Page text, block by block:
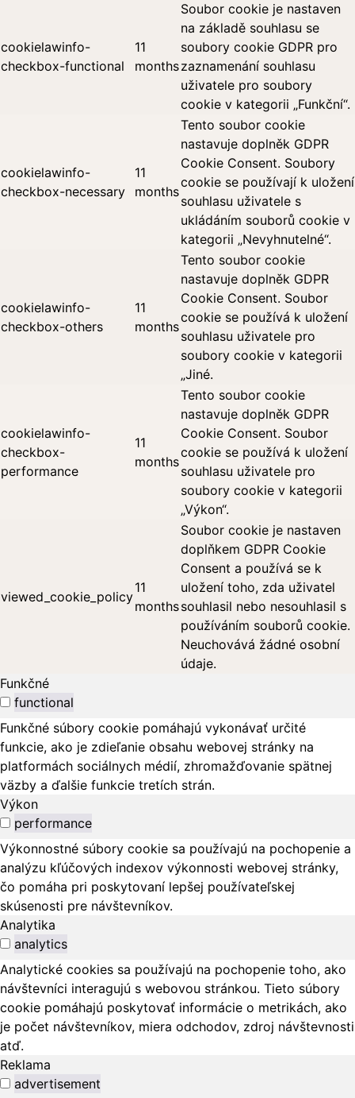
cookielawinfo-
checkbox-functional
11
months
Soubor cookie je nastaven
na základě souhlasu se
soubory cookie GDPR pro
zaznamenání souhlasu
uživatele pro soubory
cookie v kategorii „Funkční“.
cookielawinfo-
checkbox-necessary
11
months
Tento soubor cookie
nastavuje doplněk GDPR
Cookie Consent. Soubory
cookie se používají k uložení
souhlasu uživatele s
ukládáním souborů cookie v
kategorii „Nevyhnutelné“.
cookielawinfo-
checkbox-others
11
months
Tento soubor cookie
nastavuje doplněk GDPR
Cookie Consent. Soubor
cookie se používá k uložení
souhlasu uživatele pro
soubory cookie v kategorii
„Jiné.
cookielawinfo-
checkbox-
performance
11
months
Tento soubor cookie
nastavuje doplněk GDPR
Cookie Consent. Soubor
cookie se používá k uložení
souhlasu uživatele pro
soubory cookie v kategorii
„Výkon“.
viewed_cookie_policy
11
months
Soubor cookie je nastaven
doplňkem GDPR Cookie
Consent a používá se k
uložení toho, zda uživatel
souhlasil nebo nesouhlasil s
používáním souborů cookie.
Neuchovává žádné osobní
údaje.
Funkčné
functional
Funkčné súbory cookie pomáhajú vykonávať určité
funkcie, ako je zdieľanie obsahu webovej stránky na
platformách sociálnych médií, zhromažďovanie spätnej
väzby a ďalšie funkcie tretích strán.
Výkon
performance
Výkonnostné súbory cookie sa používajú na pochopenie a
analýzu kľúčových indexov výkonnosti webovej stránky,
čo pomáha pri poskytovaní lepšej používateľskej
skúsenosti pre návštevníkov.
Analytika
analytics
Analytické cookies sa používajú na pochopenie toho, ako
návštevníci interagujú s webovou stránkou. Tieto súbory
cookie pomáhajú poskytovať informácie o metrikách, ako
je počet návštevníkov, miera odchodov, zdroj návštevnosti
atď.
Reklama
advertisement